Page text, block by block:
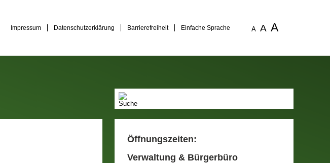
Impressum Datenschutzerklärung Barrierefreiheit Einfache Sprache A A A
Öffnungszeiten:
Verwaltung & Bürgerbüro